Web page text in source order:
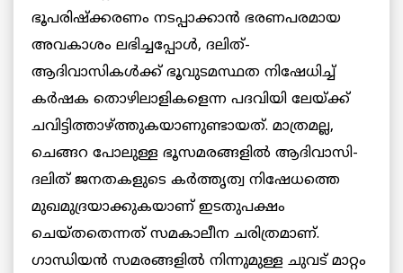
ഭൂപരിഷ്ക്കരണം നടപ്പാക്കാന്‍ ഭരണപരമായ
അവകാശം ലഭിച്ചപ്പോള്‍, ദലിത്-
ആദിവാസികള്‍ക്ക് ഭൂവുടമസ്ഥത നിഷേധിച്ച്
കര്‍ഷക തൊഴിലാളികളെന്ന പദവിയി ലേയ്ക്ക്
ചവിട്ടിത്താഴ്ത്തുകയാണുണ്ടായത്. മാത്രമല്ല,
ചെങ്ങറ പോലുള്ള ഭൂസമരങ്ങളില്‍ ആദിവാസി-
ദലിത് ജനതകളുടെ കര്‍ത്തൃത്വ നിഷേധത്തെ
മുഖമുദ്രയാക്കുകയാണ് ഇടതുപക്ഷം
ചെയ്തതെന്നത് സമകാലീന ചരിത്രമാണ്.
ഗാന്ധിയന്‍ സമരങ്ങളില്‍ നിന്നുമുള്ള ചുവട് മാറ്റം